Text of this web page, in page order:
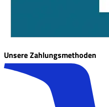
Unsere Zahlungsmethoden